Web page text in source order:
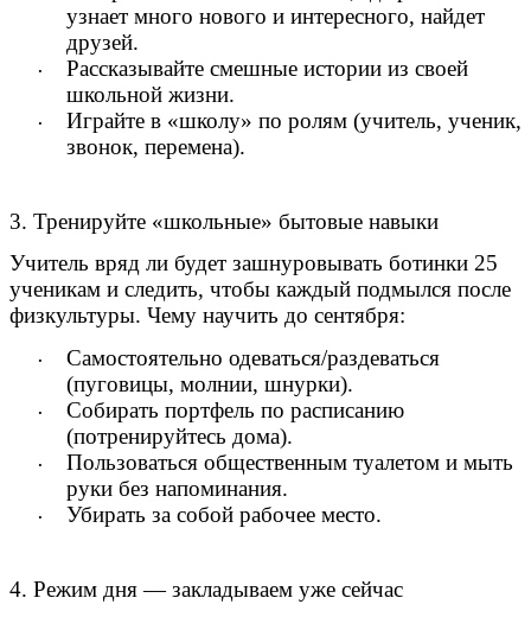
узнает много нового и интересного, найдет
друзей.
Рассказывайте смешные истории из своей
школьной жизни.
Играйте в «школу» по ролям (учитель, ученик,
звонок, перемена).
3. Тренируйте «школьные» бытовые навыки
Учитель вряд ли будет зашнуровывать ботинки 25
ученикам и следить, чтобы каждый подмылся после
физкультуры. Чему научить до сентября:
Самостоятельно одеваться/раздеваться
(пуговицы, молнии, шнурки).
Собирать портфель по расписанию
(потренируйтесь дома).
Пользоваться общественным туалетом и мыть
руки без напоминания.
Убирать за собой рабочее место.
4. Режим дня — закладываем уже сейчас